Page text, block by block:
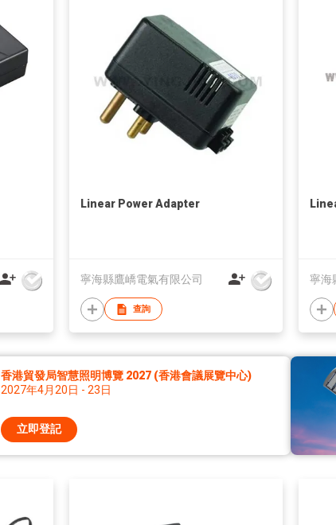
Linear Power Adapter
寧海縣鷹嶠電氣有限公司
查詢
寧海
香港貿發局智慧照明博覽 2027 (香港會議展覽中心)
2027年4月20日 - 23日
立即登記